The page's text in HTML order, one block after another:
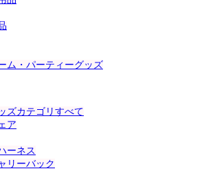
ム・パーティーグッズ
ズカテゴリすべて
ア
ーネス
リーバック